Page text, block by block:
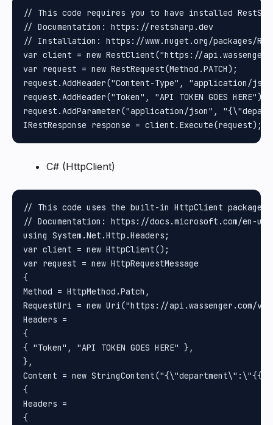
// This code requires you to have installed
// Documentation: https://restsharp.dev
// Installation: https://www.nuget.org/packages/
var client = new RestClient("https://
var request = new RestRequest(Method.PATCH);
request.AddHeader("Content-Type", "application/
request.AddHeader("Token", "API TOKEN GOES HERE");
request.AddParameter("application/json",
C# (HttpClient)
// This code uses the built-in HttpClient package in
// Documentation: https://docs.microsoft.com/en-
using System.Net.Http.Headers;
var client = new HttpClient();
var request = new HttpRequestMessage
{
Method = HttpMethod.Patch,
RequestUri = new Uri("https://api.wassenger.com/
Headers =
{
{ "Token", "API TOKEN GOES HERE" },
},
Content = new
{
Headers =
{